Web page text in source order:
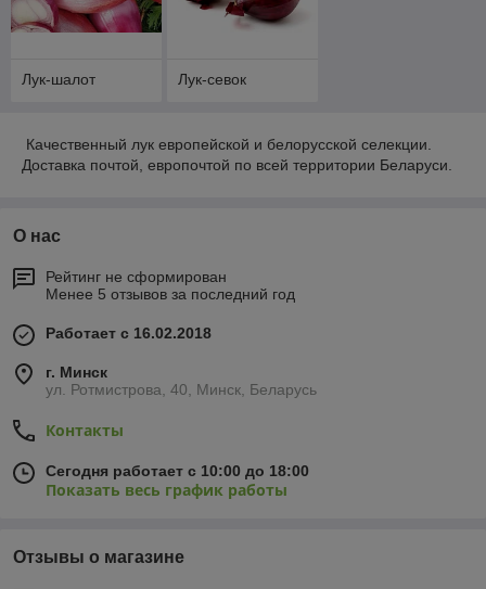
Лук-шалот Лук-севок
Качественный лук европейской и белорусской селекции.
Доставка почтой, европочтой по всей территории Беларуси.
О нас
Рейтинг не сформирован
Менее 5 отзывов за последний год
Работает с 16.02.2018
г. Минск
ул. Ротмистрова, 40, Минск, Беларусь
Контакты
Сегодня работает с 10:00 до 18:00
Показать весь график работы
Отзывы о магазине